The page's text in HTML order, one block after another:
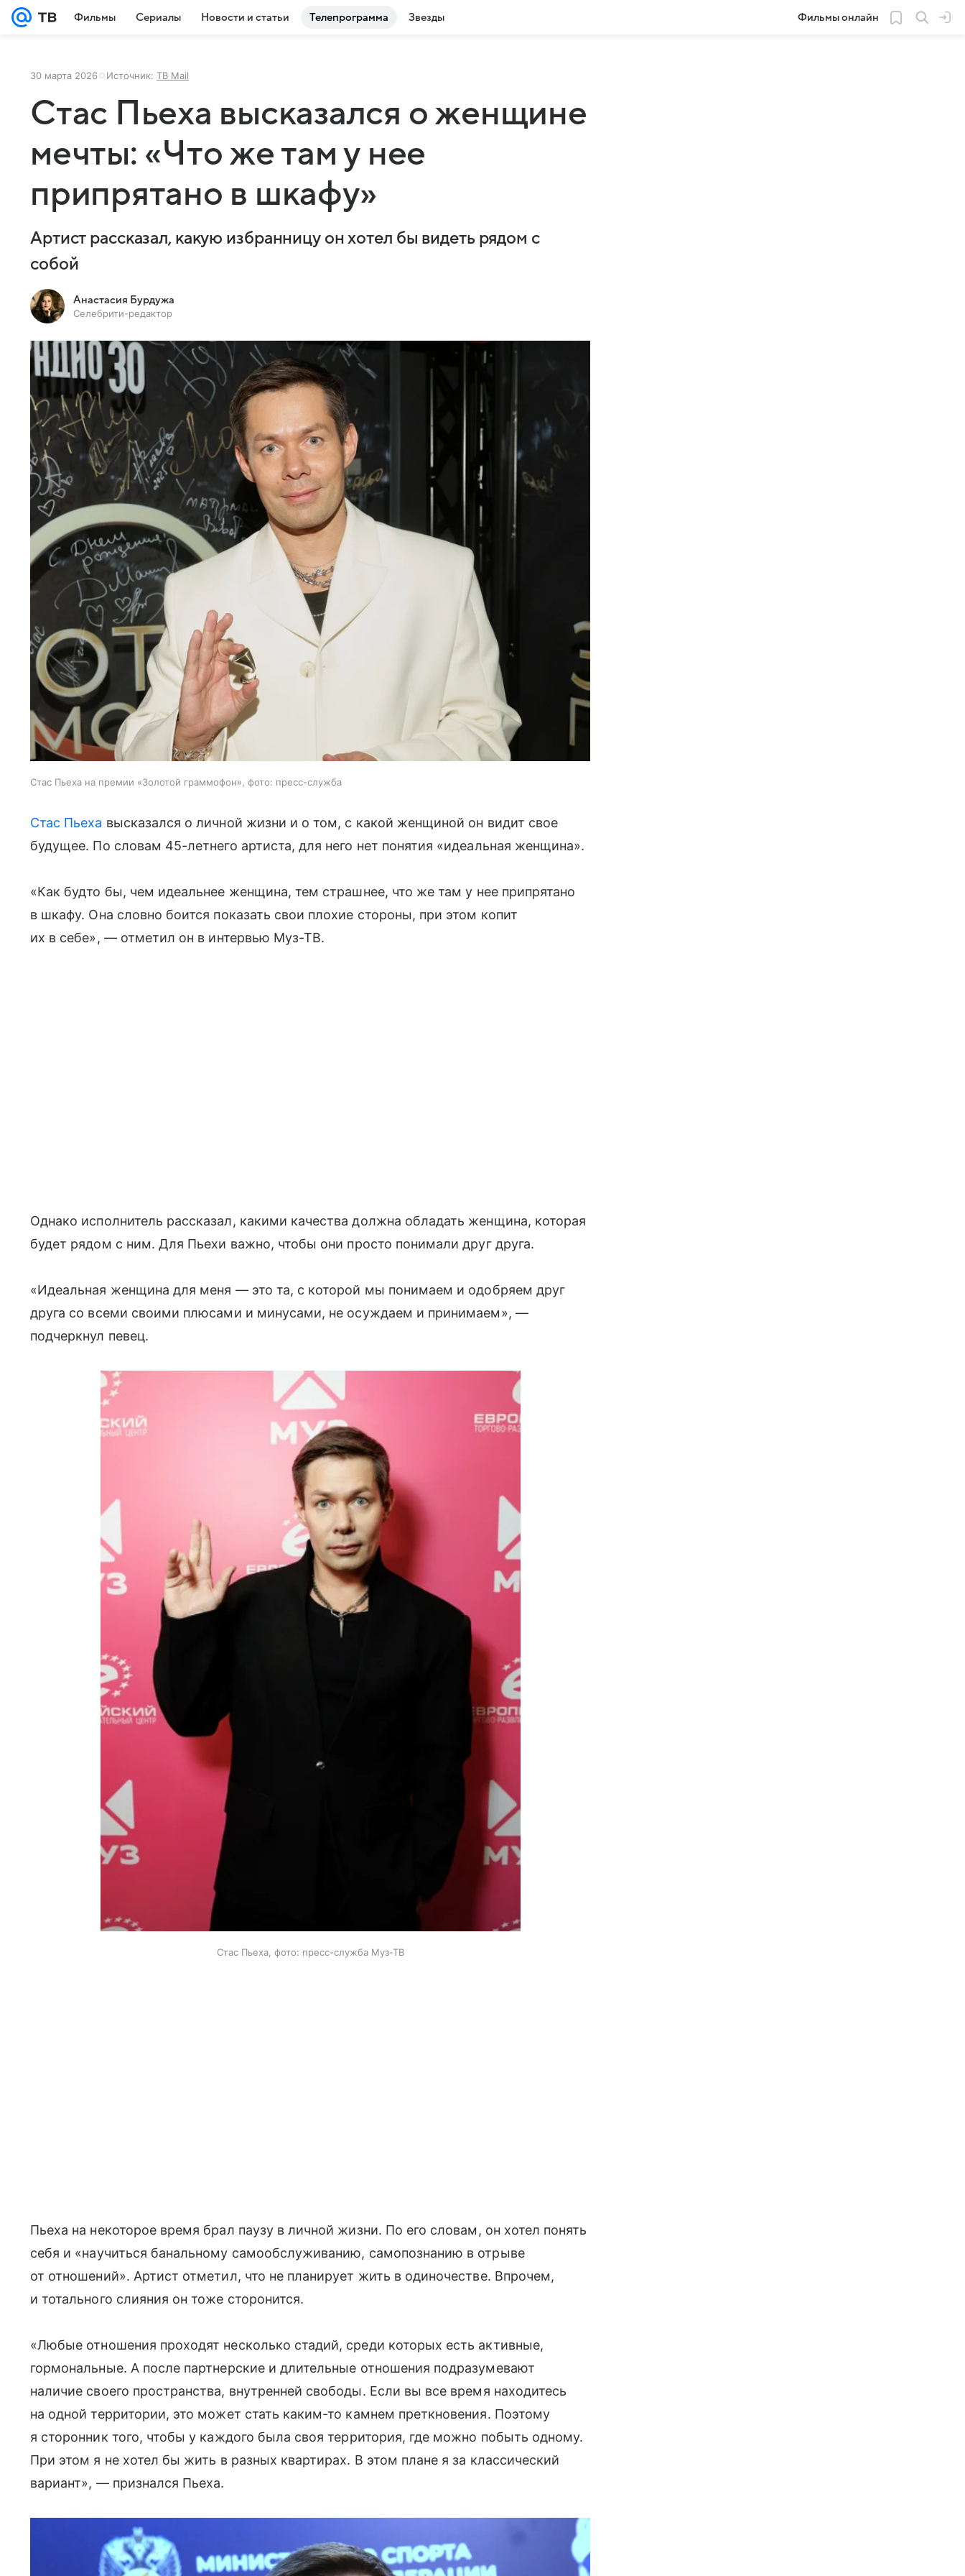
Фильмы Сериалы Новости и статьи Телепрограмма Звезды Фильмы онлайн
30 марта 2026 Источник: ТВ Mail
Стас Пьеха высказался о женщине
мечты: «Что же там у нее
припрятано в шкафу»
Артист рассказал, какую избранницу он хотел бы видеть рядом с
собой
Анастасия Бурдужа
Селебрити-редактор
Стас Пьеха на премии «Золотой граммофон», фото: пресс-служба
Стас Пьеха высказался о личной жизни и о том, с какой женщиной он видит свое
будущее. По словам 45-летнего артиста, для него нет понятия «идеальная женщина».
«Как будто бы, чем идеальнее женщина, тем страшнее, что же там у нее припрятано
в шкафу. Она словно боится показать свои плохие стороны, при этом копит
их в себе», — отметил он в интервью Муз-ТВ.
Однако исполнитель рассказал, какими качества должна обладать женщина, которая
будет рядом с ним. Для Пьехи важно, чтобы они просто понимали друг друга.
«Идеальная женщина для меня — это та, с которой мы понимаем и одобряем друг
друга со всеми своими плюсами и минусами, не осуждаем и принимаем», —
подчеркнул певец.
Стас Пьеха, фото: пресс-служба Муз-ТВ
Пьеха на некоторое время брал паузу в личной жизни. По его словам, он хотел понять
себя и «научиться банальному самообслуживанию, самопознанию в отрыве
от отношений». Артист отметил, что не планирует жить в одиночестве. Впрочем,
и тотального слияния он тоже сторонится.
«Любые отношения проходят несколько стадий, среди которых есть активные,
гормональные. А после партнерские и длительные отношения подразумевают
наличие своего пространства, внутренней свободы. Если вы все время находитесь
на одной территории, это может стать каким-то камнем преткновения. Поэтому
я сторонник того, чтобы у каждого была своя территория, где можно побыть одному.
При этом я не хотел бы жить в разных квартирах. В этом плане я за классический
вариант», — признался Пьеха.